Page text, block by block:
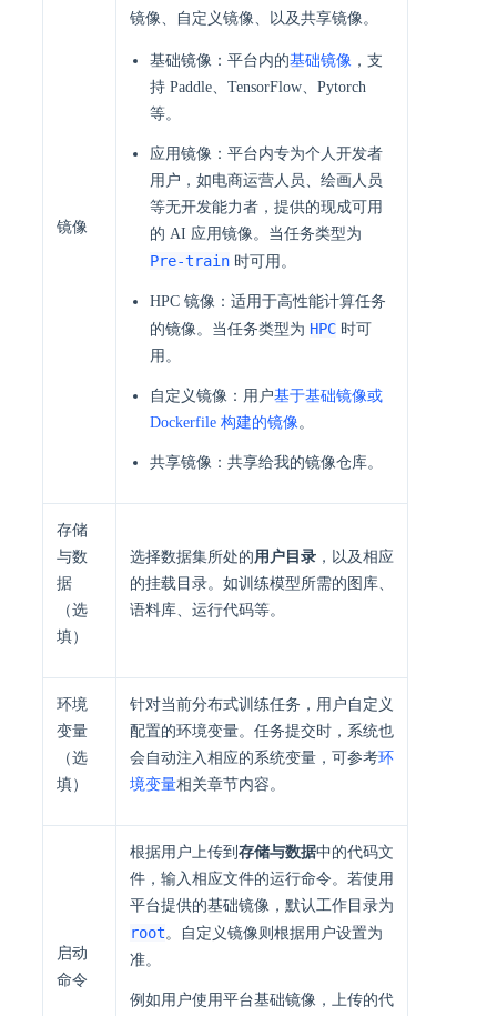
镜像
镜像、自定义镜像、以及共享镜像。
基础镜像：平台内的基础镜像 ，支
持 Paddle、TensorFlow、Pytorch
等。
应用镜像：平台内专为个人开发者
用户，如电商运营人员、绘画人员
等无开发能力者，提供的现成可用
的 AI 应用镜像。当任务类型为
Pre-train 时可用。
HPC 镜像：适用于高性能计算任务
的镜像。当任务类型为 HPC 时可
用。
自定义镜像：用户基于基础镜像或
Dockerfile 构建的镜像 。
共享镜像：共享给我的镜像仓库。
存储
与数
据
（选
填）
选择数据集所处的用户目录 ，以及相应
的挂载目录。如训练模型所需的图库、
语料库、运行代码等。
环境
变量
（选
填）
针对当前分布式训练任务，用户自定义
配置的环境变量。任务提交时，系统也
会自动注入相应的系统变量，可参考环
境变量相关章节内容。
启动
命令
根据用户上传到 存储与数据中的代码文
件，输入相应文件的运行命令。若使用
平台提供的基础镜像，默认工作目录为
root 。自定义镜像则根据用户设置为
准。
例如用户使用平台基础镜像，上传的代